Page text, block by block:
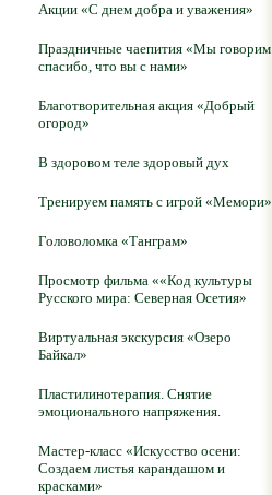
Акции «С днем добра и уважения»
Праздничные чаепития «Мы говорим
спасибо, что вы с нами»
Благотворительная акция «Добрый
огород»
В здоровом теле здоровый дух
Тренируем память с игрой «Мемори»
Головоломка «Танграм»
Просмотр фильма ««Код культуры
Русского мира: Северная Осетия»
Виртуальная экскурсия «Озеро
Байкал»
Пластилинотерапия. Снятие
эмоционального напряжения.
Мастер-класс «Искусство осени:
Создаем листья карандашом и
красками»